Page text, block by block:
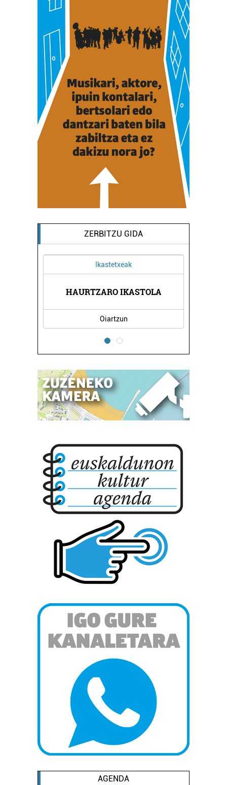
ZERBITZU GIDA
Ikastetxeak
HAURTZARO IKASTOLA
Oiartzun
AGENDA